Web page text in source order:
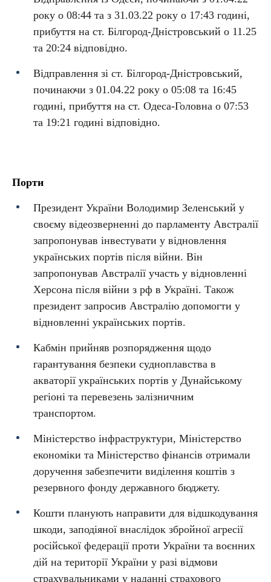
року о 08:44 та з 31.03.22 року о 17:43 годині,
прибуття на ст. Білгород-Дністровський о 11.25
та 20:24 відповідно.
Відправлення зі ст. Білгород-Дністровський,
починаючи з 01.04.22 року о 05:08 та 16:45
годині, прибуття на ст. Одеса-Головна о 07:53
та 19:21 годині відповідно.
Порти
Президент України Володимир Зеленський у
своєму відеозверненні до парламенту Австралії
запропонував інвестувати у відновлення
українських портів після війни. Він
запропонував Австралії участь у відновленні
Херсона після війни з рф в Україні. Також
президент запросив Австралію допомогти у
відновленні українських портів.
Кабмін прийняв розпорядження щодо
гарантування безпеки судноплавства в
акваторії українських портів у Дунайському
регіоні та перевезень залізничним
транспортом.
Міністерство інфраструктури, Міністерство
економіки та Міністерство фінансів отримали
доручення забезпечити виділення коштів з
резервного фонду державного бюджету.
Кошти планують направити для відшкодування
шкоди, заподіяної внаслідок збройної агресії
російської федерації проти України та воєнних
дій на території України у разі відмови
страхувальниками у наданні страхового